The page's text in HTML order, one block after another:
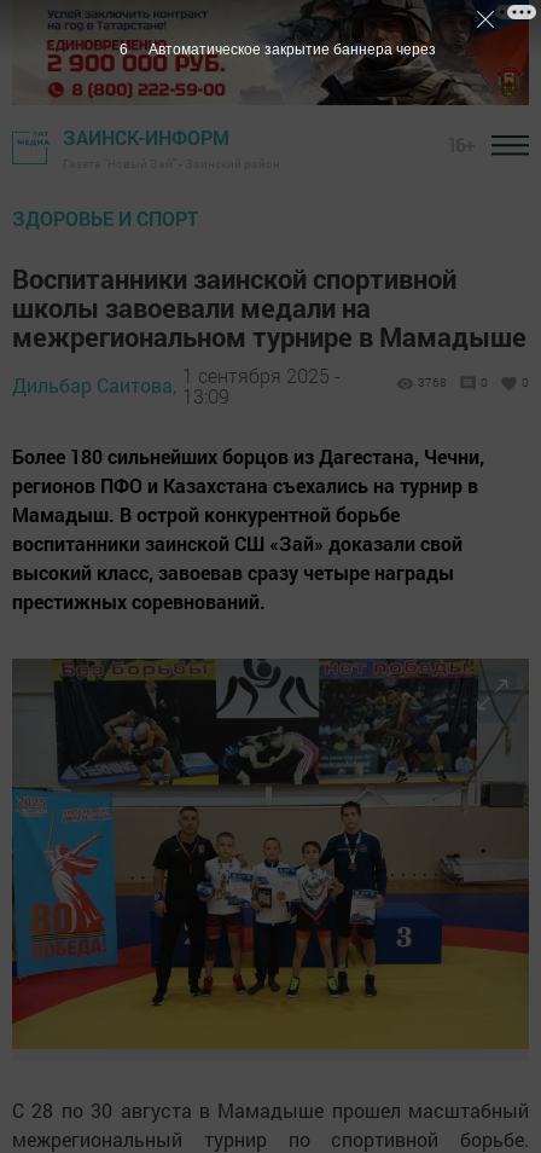
ЗАИНСК-ИНФОРМ
ЗДОРОВЬЕ И СПОРТ
Воспитанники заинской спортивной
школы завоевали медали на
межрегиональном турнире в Мамадыше
Дильбар Саитова, 1 сентября 2025 -
13:09
3768 0 0
Более 180 сильнейших борцов из Дагестана, Чечни,
регионов ПФО и Казахстана съехались на турнир в
Мамадыш. В острой конкурентной борьбе
воспитанники заинской СШ «Зай» доказали свой
высокий класс, завоевав сразу четыре награды
престижных соревнований.
С 28 по 30 августа в Мамадыше прошел масштабный
межрегиональный турнир по спортивной борьбе.
4 Автоматическое закрытие баннера через